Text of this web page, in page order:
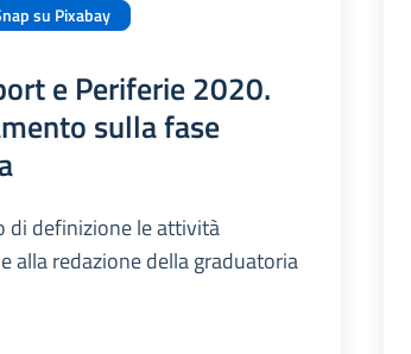
su Pixabay
e Periferie 2020.
sulla fase
di definizione le attività
alla redazione della graduatoria